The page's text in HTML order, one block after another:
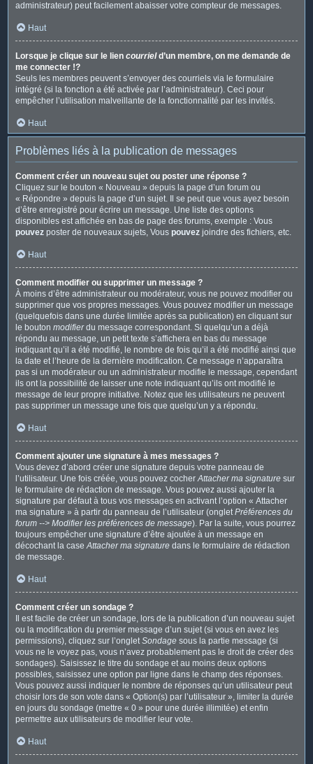
administrateur) peut facilement abaisser votre compteur de messages.
Haut
Lorsque je clique sur le lien courrield’un membre, on me demande de
me connecter !?
Seuls les membres peuvent s’envoyer des courriels via le formulaire
intégré (si la fonction a été activée par l’administrateur). Ceci pour
empêcher l’utilisation malveillante de la fonctionnalité par les invités.
Haut
Problèmes liés à la publication de messages
Comment créer un nouveau sujet ou poster une réponse ?
Cliquez sur le bouton « Nouveau » depuis la page d’un forum ou
« Répondre » depuis la page d’un sujet. Il se peut que vous ayez besoin
d’être enregistré pour écrire un message. Une liste des options
disponibles est affichée en bas de page des forums, exemple : Vous
pouvez poster de nouveaux sujets, Vous pouvez joindre des fichiers, etc.
Haut
Comment modifier ou supprimer un message ?
À moins d’être administrateur ou modérateur, vous ne pouvez modifier ou
supprimer que vos propres messages. Vous pouvez modifier un message
(quelquefois dans une durée limitée après sa publication) en cliquant sur
le bouton modifierdu message correspondant. Si quelqu’un a déjà
répondu au message, un petit texte s’affichera en bas du message
indiquant qu’il a été modifié, le nombre de fois qu’il a été modifié ainsi que
la date et l’heure de la dernière modification. Ce message n’apparaîtra
pas si un modérateur ou un administrateur modifie le message, cependant
ils ont la possibilité de laisser une note indiquant qu’ils ont modifié le
message de leur propre initiative. Notez que les utilisateurs ne peuvent
pas supprimer un message une fois que quelqu’un y a répondu.
Haut
Comment ajouter une signature à mes messages ?
Vous devez d’abord créer une signature depuis votre panneau de
l’utilisateur. Une fois créée, vous pouvez cocherAttacher ma signature sur
le formulaire de rédaction de message. Vous pouvez aussi ajouter la
signature par défaut à tous vos messages en activant l’option « Attacher
ma signature » à partir du panneau de l’utilisateur (ongletPréférences du
forum --> Modifier les préférences de message). Par la suite, vous pourrez
toujours empêcher une signature d’être ajoutée à un message en
décochant la caseAttacher ma signature dans le formulaire de rédaction
de message.
Haut
Comment créer un sondage ?
Il est facile de créer un sondage, lors de la publication d’un nouveau sujet
ou la modification du premier message d’un sujet (si vous en avez les
permissions), cliquez sur l’ongletSondage sous la partie message (si
vous ne le voyez pas, vous n’avez probablement pas le droit de créer des
sondages). Saisissez le titre du sondage et au moins deux options
possibles, saisissez une option par ligne dans le champ des réponses.
Vous pouvez aussi indiquer le nombre de réponses qu’un utilisateur peut
choisir lors de son vote dans « Option(s) par l’utilisateur », limiter la durée
en jours du sondage (mettre « 0 » pour une durée illimitée) et enfin
permettre aux utilisateurs de modifier leur vote.
Haut